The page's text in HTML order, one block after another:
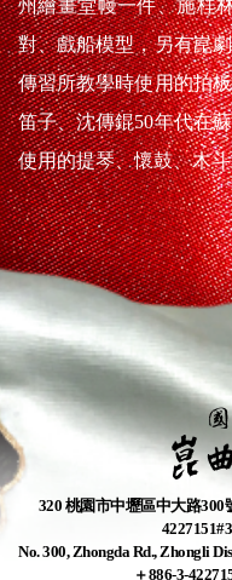
州繪畫堂幔一件、施桂
對、戲船模型，另有崑
傳習所教學時使用的拍
笛子、沈傳錕50年代在
使用的提琴、懷鼓、木
320 桃園市中壢區中大路300
No. 300, Zhongda Rd., Zhongli
＋886-3-